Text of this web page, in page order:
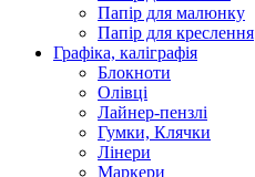
Папір для малюнку
Папір для креслення
Графіка, каліграфія
Блокноти
Олівці
Лайнер-пензлі
Гумки, Клячки
Лінери
Маркери